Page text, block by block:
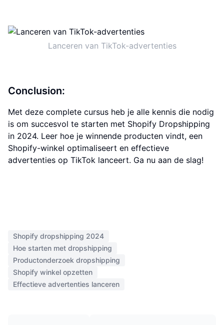
Lanceren van TikTok-advertenties
Conclusion:
Met deze complete cursus heb je alle kennis die nodig
is om succesvol te starten met Shopify Dropshipping
in 2024. Leer hoe je winnende producten vindt, een
Shopify-winkel optimaliseert en effectieve
advertenties op TikTok lanceert. Ga nu aan de slag!
Shopify dropshipping 2024
Hoe starten met dropshipping
Productonderzoek dropshipping
Shopify winkel opzetten
Effectieve advertenties lanceren